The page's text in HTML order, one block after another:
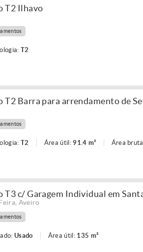
T2 Ilhavo
T2
T2 Barra para arrendamento de
T2 Área útil: 91.4 m² Área
T3 c/ Garagem Individual em
Aveiro
Usado Área útil: 135 m²